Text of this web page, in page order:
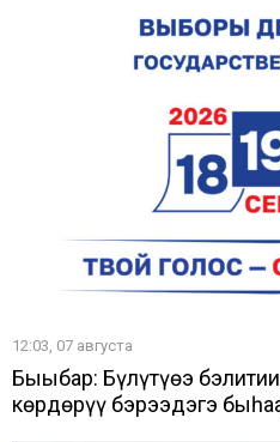
12:03, 07 августа
Быыбар: Бүлүтүөҥҥэ
көрдөрүү бэрээдэгэ